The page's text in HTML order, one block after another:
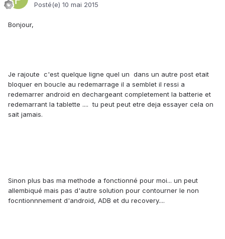
Posté(e) 10 mai 2015
Bonjour,
Je rajoute c'est quelque ligne quel un dans un autre post etait
bloquer en boucle au redemarrage il a semblet il ressi a
redemarrer android en dechargeant completement la batterie et
redemarrant la tablette .... tu peut peut etre deja essayer cela on
sait jamais.
Sinon plus bas ma methode a fonctionné pour moi... un peut
allembiqué mais pas d'autre solution pour contourner le non
focntionnnement d'android, ADB et du recovery....